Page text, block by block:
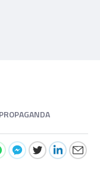
PROPAGANDA